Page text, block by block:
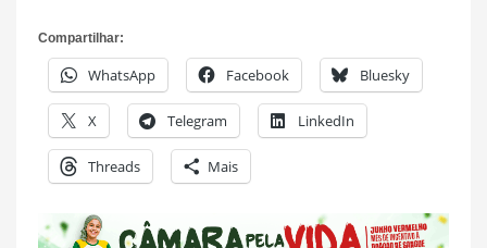
Compartilhar:
WhatsApp Facebook Bluesky
X Telegram LinkedIn
Threads Mais